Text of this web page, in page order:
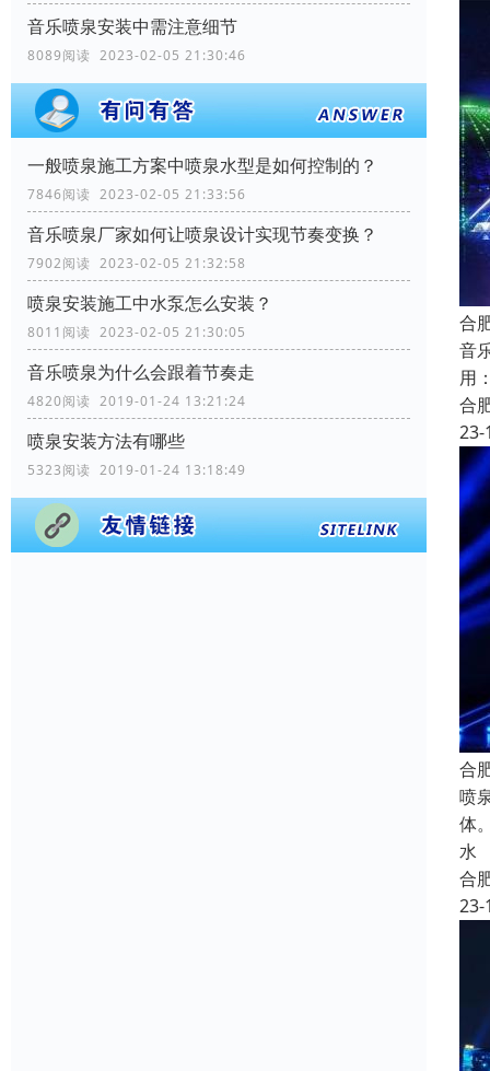
音乐喷泉安装中需注意细节
8089阅读 2023-02-05 21:30:46
一般喷泉施工方案中喷泉水型是如何控制的？
7846阅读 2023-02-05 21:33:56
音乐喷泉厂家如何让喷泉设计实现节奏变换？
7902阅读 2023-02-05 21:32:58
喷泉安装施工中水泵怎么安装？
8011阅读 2023-02-05 21:30:05
音乐喷泉为什么会跟着节奏走
4820阅读 2019-01-24 13:21:24
喷泉安装方法有哪些
5323阅读 2019-01-24 13:18:49
合
音
用
合
23-
合
喷
体
水
合
23-